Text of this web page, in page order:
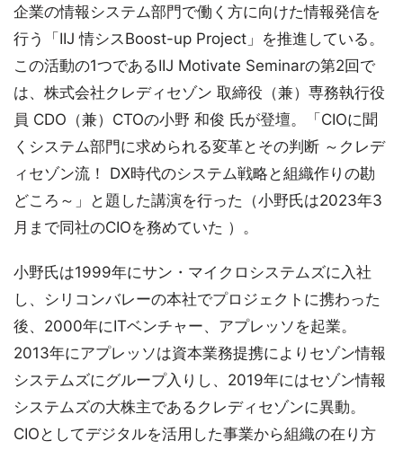
企業の情報システム部門で働く方に向けた情報発信を
行う「IIJ 情シスBoost-up Project」を推進している。
この活動の1つであるIIJ Motivate Seminarの第2回で
は、株式会社クレディセゾン 取締役（兼）専務執行役
員 CDO（兼）CTOの小野 和俊 氏が登壇。「CIOに聞
くシステム部門に求められる変革とその判断 ～クレデ
ィセゾン流！ DX時代のシステム戦略と組織作りの勘
どころ～」と題した講演を行った（小野氏は2023年3
月まで同社のCIOを務めていた ）。
小野氏は1999年にサン・マイクロシステムズに入社
し、シリコンバレーの本社でプロジェクトに携わった
後、2000年にITベンチャー、アプレッソを起業。
2013年にアプレッソは資本業務提携によりセゾン情報
システムズにグループ入りし、2019年にはセゾン情報
システムズの大株主であるクレディセゾンに異動。
CIOとしてデジタルを活用した事業から組織の在り方